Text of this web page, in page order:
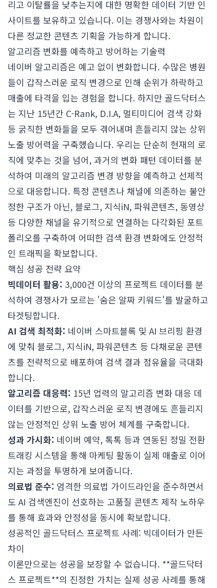
리고 이탈률을 낮추는지에 대한 명확한 데이터 기반 인
사이트를 보유하고 있습니다. 이는 경쟁사와는 차원이
다른 정교한 콘텐츠 기획을 가능하게 합니다.
알고리즘 변화를 예측하고 방어하는 기술력
네이버 알고리즘은 예고 없이 변화합니다. 수많은 병원
들이 갑작스러운 로직 변경으로 인해 순위가 하락하고
매출에 타격을 입는 경험을 합니다. 하지만 골드닥터스
는 지난 15년간 C-Rank, D.I.A, 멀티미디어 검색 강화
등 굵직한 변화들을 모두 겪어내며 흔들리지 않는 상위
노출 방어력을 구축했습니다. 우리는 단순히 현재의 로
직에 맞추는 것을 넘어, 과거의 변화 패턴 데이터를 분
석하여 미래의 알고리즘 변경 방향을 예측하고 선제적
으로 대응합니다. 특정 콘텐츠나 채널에 의존하는 불안
정한 구조가 아닌, 블로그, 지식iN, 파워콘텐츠, 동영상
등 다양한 채널을 유기적으로 연결하는 다각화된 포트
폴리오를 구축하여 어떠한 검색 환경 변화에도 안정적
인 트래픽을 확보합니다.
핵심 성공 전략 요약
빅데이터 활용: 3,000건 이상의 프로젝트 데이터를 분
석하여 경쟁사가 모르는 '숨은 알짜 키워드'를 발굴하고
타겟팅합니다.
AI 검색 최적화: 네이버 스마트블록 및 AI 브리핑 환경
에 맞춰 블로그, 지식iN, 파워콘텐츠 등 다채로운 콘텐
츠를 전략적으로 배포하여 검색 결과 점유율을 극대화
합니다.
알고리즘 대응력: 15년 업력의 알고리즘 변화 대응 데
이터를 기반으로, 갑작스러운 로직 변경에도 흔들리지
않는 안정적인 상위 노출 방어 체계를 구축합니다.
성과 가시화: 네이버 예약, 톡톡 등과 연동된 정밀 전환
트래킹 시스템을 통해 마케팅 활동이 실제 매출로 이어
지는 과정을 투명하게 보여줍니다.
의료법 준수: 엄격한 의료법 가이드라인을 준수하면서
도 AI 검색엔진이 선호하는 고품질 콘텐츠 제작 노하우
를 통해 효과와 안정성을 동시에 확보합니다.
성공적인 골드닥터스 프로젝트 사례: 빅데이터가 만든
차이
이론만으로는 성공을 보장할 수 없습니다. **골드닥터
스 프로젝트**의 진정한 가치는 실제 성공 사례를 통해